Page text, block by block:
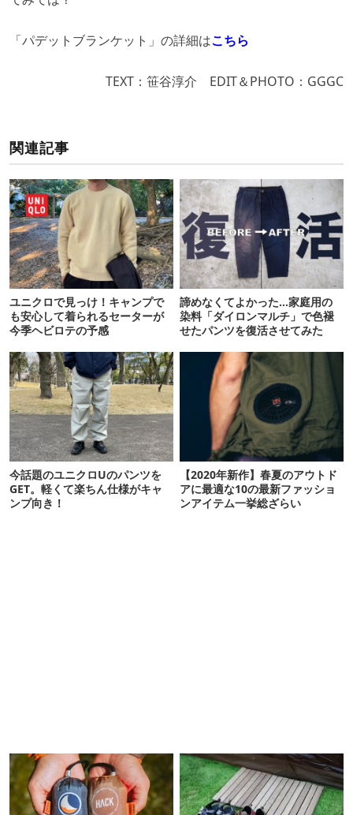
「パデットブランケット」の詳細はこちら
TEXT：笹谷淳介 EDIT＆PHOTO：GGGC
関連記事
ユニクロで見っけ！キャンプで
も安心して着られるセーターが
今季ヘビロテの予感
諦めなくてよかった…家庭用の
染料「ダイロンマルチ」で色褪
せたパンツを復活させてみた
今話題のユニクロUのパンツを
GET。軽くて楽ちん仕様がキャ
ンプ向き！
【2020年新作】春夏のアウトド
アに最適な10の最新ファッショ
ンアイテム一挙総ざらい